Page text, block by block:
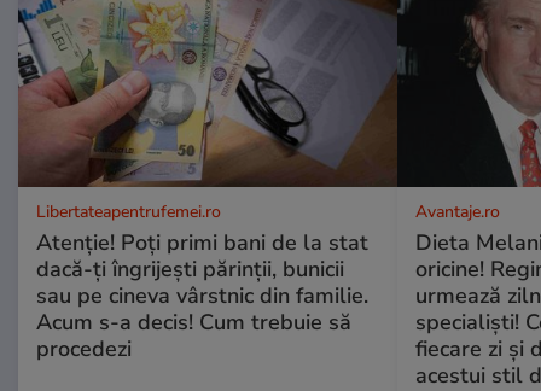
Libertateapentrufemei.ro
Atenție! Poți primi bani de la stat
dacă-ți îngrijești părinții, bunicii
sau pe cineva vârstnic din familie.
Acum s-a decis! Cum trebuie să
procedezi
Avantaje.ro
Dieta
oricine!
urmează
specialiști!
fiecare zi și
acestui stil